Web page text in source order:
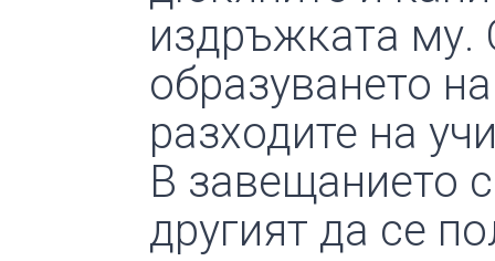
издръжката му.
образуването
разходите на
В завещанието
другият да се